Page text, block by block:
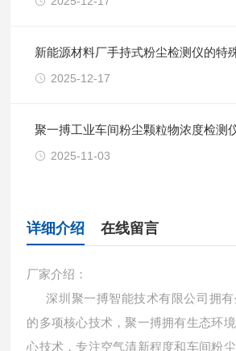
新能源材料厂手持式粉尘检测仪的特
2025-12-17
聚一搏工业车间粉尘颗粒物浓度检测
2025-11-03
详细介绍 在线留言
厂家介绍：
深圳聚一搏智能技术有限公司拥
的多项核心技术，聚一搏拥有生态环
心技术，专注空气清新程度和车间粉